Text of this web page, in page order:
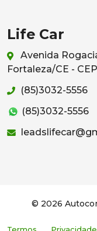
Life Car
Avenida
Fortaleza/CE -
(85)3032-5556
(85)3032-5556
© 2026